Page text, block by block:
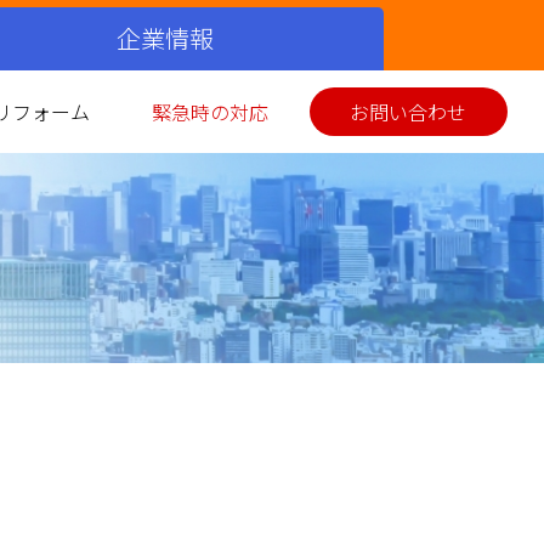
企業情報
フォーム
しい料理
衣類乾燥機
ホーム発電
環境性
ミュレーション
さまの声
緊急時の対応 お問い合わせ